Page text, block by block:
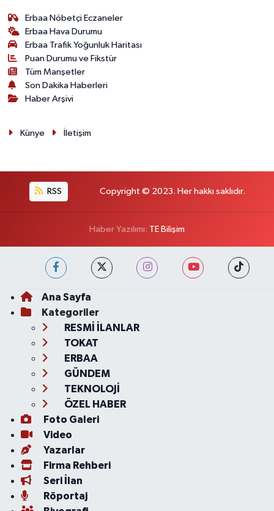
Erbaa Nöbetçi Eczaneler
Erbaa Hava Durumu
Erbaa Trafik Yoğunluk Haritası
Puan Durumu ve Fikstür
Tüm Manşetler
Son Dakika Haberleri
Haber Arşivi
Künye İletişim
RSS Copyright © 2023. Her hakkı saklıdır.
Haber Yazılımı: TE Bilişim
Ana Sayfa
Kategoriler
RESMİ İLANLAR
TOKAT
ERBAA
GÜNDEM
TEKNOLOJİ
ÖZEL HABER
Foto Galeri
Video
Yazarlar
Firma Rehberi
Seri İlan
Röportaj